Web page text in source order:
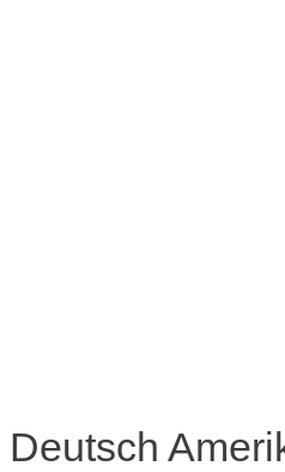
Deutsch